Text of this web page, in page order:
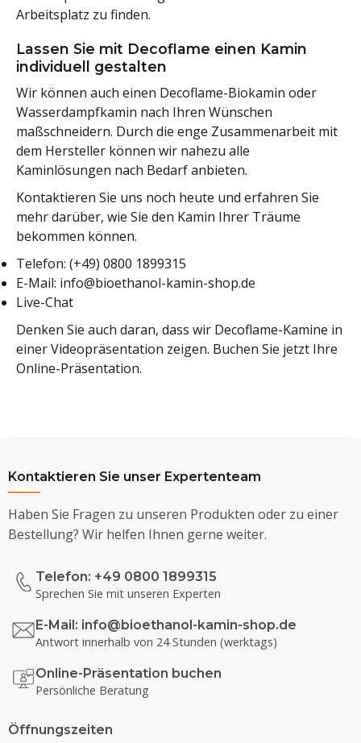
Arbeitsplatz zu finden.
Lassen Sie mit Decoflame einen Kamin
individuell gestalten
Wir können auch einen Decoflame-Biokamin oder
Wasserdampfkamin nach Ihren Wünschen
maßschneidern. Durch die enge Zusammenarbeit mit
dem Hersteller können wir nahezu alle
Kaminlösungen nach Bedarf anbieten.
Kontaktieren Sie uns noch heute und erfahren Sie
mehr darüber, wie Sie den Kamin Ihrer Träume
bekommen können.
Telefon: (+49) 0800 1899315
E-Mail: info@bioethanol-kamin-shop.de
Live-Chat
Denken Sie auch daran, dass wir Decoflame-Kamine in
einer Videopräsentation zeigen. Buchen Sie jetzt Ihre
Online-Präsentation.
Kontaktieren Sie unser Expertenteam
Haben Sie Fragen zu unseren Produkten oder zu einer
Bestellung? Wir helfen Ihnen gerne weiter.
Telefon: +49 0800 1899315
Sprechen Sie mit unseren Experten
E-Mail: info@bioethanol-kamin-shop.de
Antwort innerhalb von 24 Stunden (werktags)
Online-Präsentation buchen
Persönliche Beratung
Öffnungszeiten